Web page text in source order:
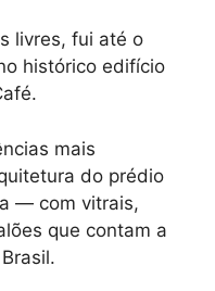
livres, fui até o
histórico edifício
mais
do prédio
— com vitrais,
que contam a